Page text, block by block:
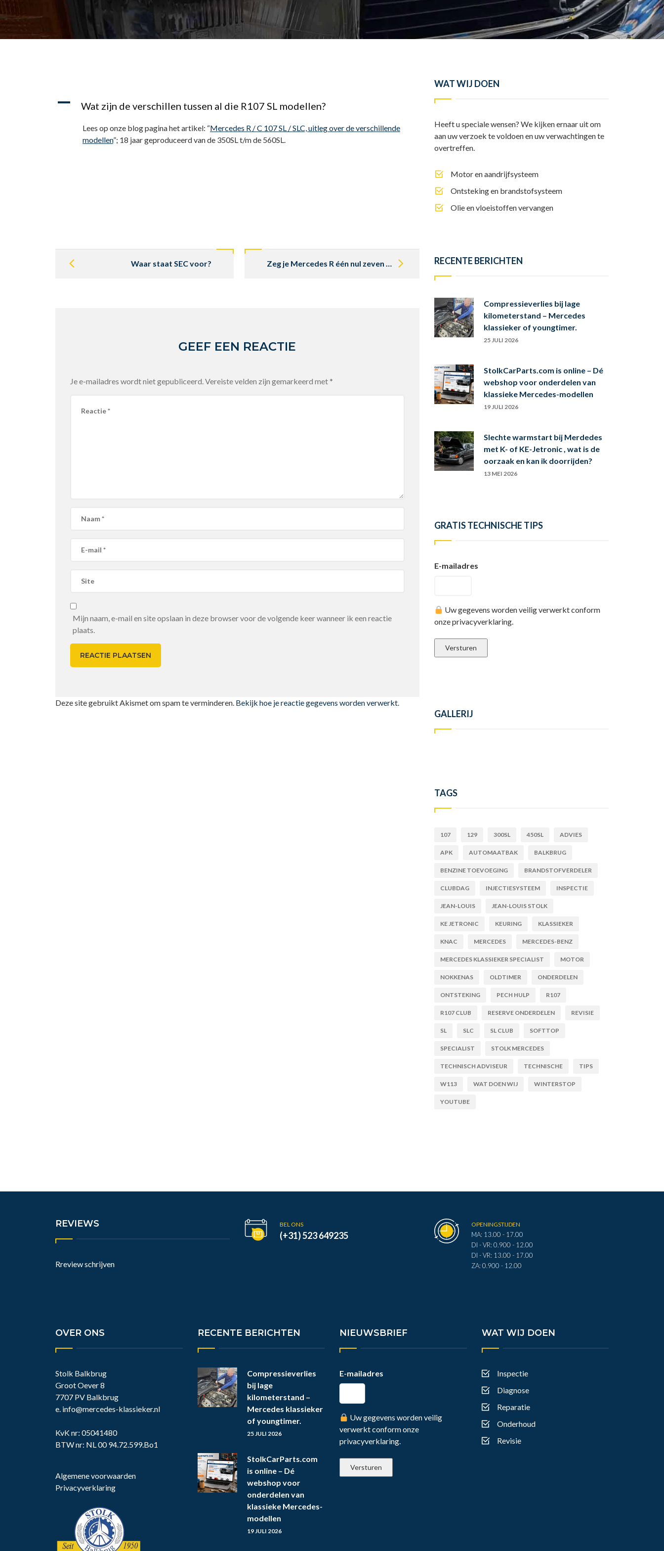
A Wat zijn de verschillen tussen al die R107 SL modellen?
Lees op onze blog pagina het artikel: “Mercedes R / C 107 SL / SLC, uitleg over de verschillende
modellen”; 18 jaar geproduceerd van de 350SL t/m de 560SL.
navigation
Waar staat SEC voor? Zeg je Mercedes R één nul zeven of R107?
GEEF EEN REACTIE
Je e-mailadres wordt niet gepubliceerd.Vereiste velden zijn gemarkeerd met *
Mijn naam, e-mail en site opslaan in deze browser voor de volgende keer wanneer ik een reactie
plaats.
Deze site gebruikt Akismet om spam te verminderen. Bekijk hoe je reactie gegevens worden verwerkt.
WAT WIJ DOEN
Heeft u speciale wensen? We kijken ernaar uit om
aan uw verzoek te voldoen en uw verwachtingen te
overtreffen.
Motor en aandrijfsysteem
Ontsteking en brandstofsysteem
Olie en vloeistoffen vervangen
RECENTE BERICHTEN
Compressieverlies bij lage
kilometerstand – Mercedes
klassieker of youngtimer.
25 JULI 2026
StolkCarParts.com is online – Dé
webshop voor onderdelen van
klassieke Mercedes-modellen
19 JULI 2026
Slechte warmstart bij Merdedes
met K- of KE-Jetronic , wat is de
oorzaak en kan ik doorrijden?
13 MEI 2026
GRATIS TECHNISCHE TIPS
E-mailadres
Uw gegevens worden veilig verwerkt conform
onze privacyverklaring.
GALLERIJ
TAGS
107 129 300SL 450SL ADVIES
APK AUTOMAATBAK BALKBRUG
BENZINE TOEVOEGING BRANDSTOFVERDELER
CLUBDAG INJECTIESYSTEEM INSPECTIE
JEAN-LOUIS JEAN-LOUIS STOLK
KE JETRONIC KEURING KLASSIEKER
KNAC MERCEDES MERCEDES-BENZ
MERCEDES KLASSIEKER SPECIALIST MOTOR
NOKKENAS OLDTIMER ONDERDELEN
ONTSTEKING PECH HULP R107
R107 CLUB RESERVE ONDERDELEN REVISIE
SL SLC SL CLUB SOFTTOP
SPECIALIST STOLK MERCEDES
TECHNISCH ADVISEUR TECHNISCHE TIPS
W113 WAT DOEN WIJ WINTERSTOP
YOUTUBE
REVIEWS
Rreview schrijven
BEL ONS
(+31) 523 649235
OPENINGSTIJDEN
MA: 13.00 - 17.00
DI - VR: 0.900 - 12.00
DI - VR: 13.00 - 17.00
ZA: 0.900 - 12.00
OVER ONS
Stolk Balkbrug
Groot Oever 8
7707 PV Balkbrug
e. info@mercedes-klassieker.nl
KvK nr: 05041480
BTW nr: NL 00 94.72.599.Bo1
Algemene voorwaarden
Privacyverklaring
RECENTE BERICHTEN
Compressieverlies
bij lage
kilometerstand –
Mercedes klassieker
of youngtimer.
25 JULI 2026
StolkCarParts.com
is online – Dé
webshop voor
onderdelen van
klassieke Mercedes-
modellen
19 JULI 2026
NIEUWSBRIEF
E-mailadres
Uw gegevens worden veilig
verwerkt conform onze
privacyverklaring.
WAT WIJ DOEN
Inspectie
Diagnose
Reparatie
Onderhoud
Revisie
I
n
A
p
L
i
l
e
n